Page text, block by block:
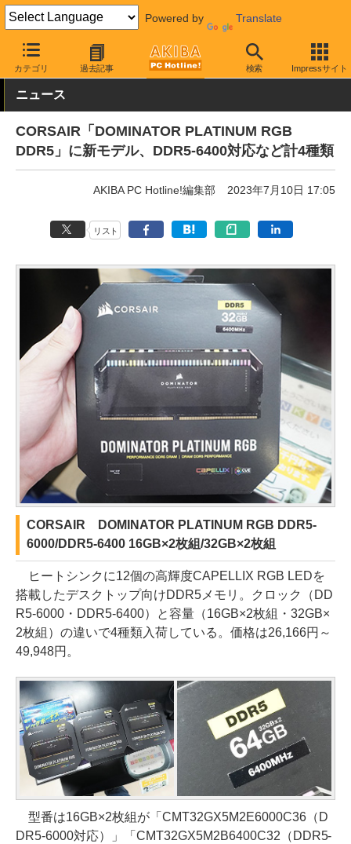
Powered by Translate
カテゴリ 過去記事 検索 Impressサイト
AKIBA PC Hotline! PCパーツ メモリ DDR5メモリ
ニュース
CORSAIR「DOMINATOR PLATINUM RGB
DDR5」に新モデル、DDR5-6400対応など計4種類
AKIBA PC Hotline!編集部 2023年7月10日 17:05
リスト
CORSAIR DOMINATOR PLATINUM RGB DDR5-
6000/DDR5-6400 16GB×2枚組/32GB×2枚組
ヒートシンクに12個の高輝度CAPELLIX RGB LEDを
搭載したデスクトップ向けDDR5メモリ。クロック（DD
R5-6000・DDR5-6400）と容量（16GB×2枚組・32GB×
2枚組）の違いで4種類入荷している。価格は26,166円～
49,948円。
型番は16GB×2枚組が「CMT32GX5M2E6000C36（D
DR5-6000対応）」「CMT32GX5M2B6400C32（DDR5-